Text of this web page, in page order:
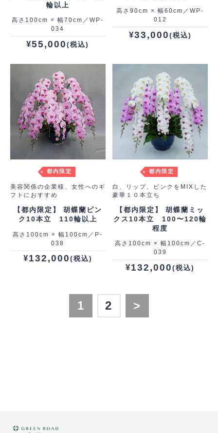
輪以上
高さ100cm × 幅70cm／WP-
034
¥55,000(税込)
高さ90cm × 幅60cm／WP-
012
¥33,000(税込)
都内限定
美容関係の企業様、女性へのギ
フトにおすすめ
【都内限定】 胡蝶蘭ピン
ク10本立 110輪以上
高さ100cm × 幅100cm／P-
038
¥132,000(税込)
都内限定
白、リップ、ピンクをMIXした
豪華１０本立ち
【都内限定】 胡蝶蘭ミッ
クス10本立 100〜120輪
程度
高さ100cm × 幅100cm／C-
039
¥132,000(税込)
1 2 >